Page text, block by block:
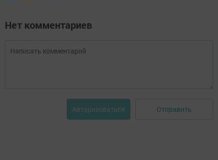
Нет комментариев
Авторизоваться Отправить